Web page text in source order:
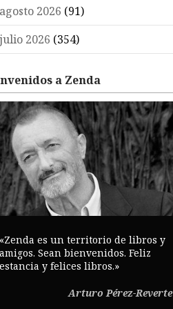
2026 (91)
2026 (354)
a Zenda
es un territorio de libros y
Sean bienvenidos. Feliz
y felices libros.»
Arturo Pérez-Reverte